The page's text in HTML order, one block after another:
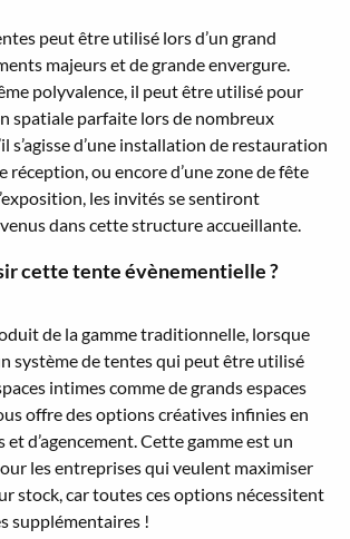
peut être utilisé lors d’un grand
majeurs et de grande envergure.
polyvalence, il peut être utilisé pour
spatiale parfaite lors de nombreux
s’agisse d’une installation de restauration
réception, ou encore d’une zone de fête
les invités se sentiront
dans cette structure accueillante.
cette tente évènementielle ?
de la gamme traditionnelle, lorsque
système de tentes qui peut être utilisé
intimes comme de grands espaces
offre des options créatives infinies en
d’agencement. Cette gamme est un
les entreprises qui veulent maximiser
stock, car toutes ces options nécessitent
supplémentaires !